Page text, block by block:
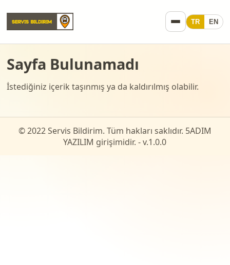
TR EN
Sayfa Bulunamadı
İstediğiniz içerik taşınmış ya da kaldırılmış olabilir.
© 2022 Servis Bildirim. Tüm hakları saklıdır. 5ADIM
YAZILIM girişimidir. - v.1.0.0